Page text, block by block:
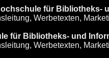
für Bibliotheks-
Werbetexten,
für Bibliotheks- und
Werbetexten,